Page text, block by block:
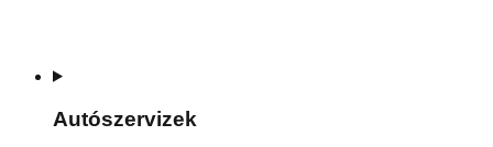
Autószervizek